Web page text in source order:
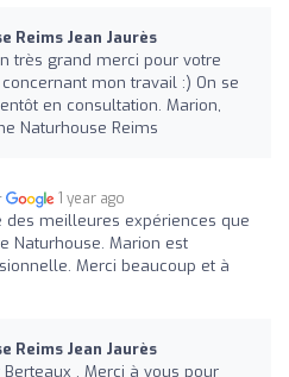
Reims Jean Jaurès
très grand merci pour votre
mon travail :) On se
en consultation. Marion,
Naturhouse Reims
1 year ago
des meilleures expériences que
Naturhouse. Marion est
Merci beaucoup et à
Reims Jean Jaurès
Berteaux , Merci à vous pour